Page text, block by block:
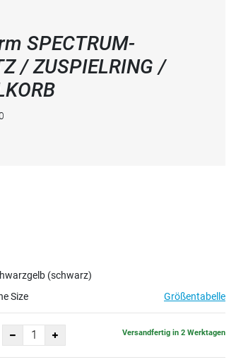
SPECTRUM-
/ ZUSPIELRING /
(schwarz)
Size Größentabelle
Versandfertig in 2 Werktagen